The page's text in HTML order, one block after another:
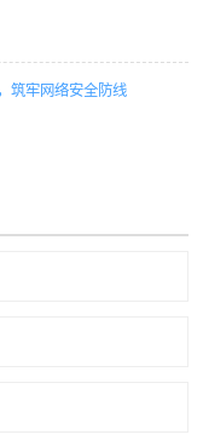
筑牢网络安全防线